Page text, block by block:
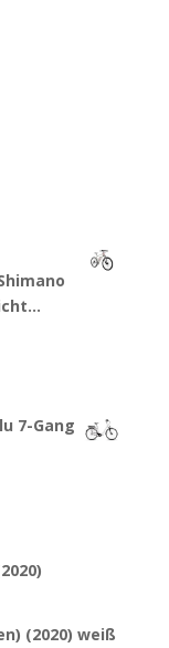
7-Gang
(2020) weiß